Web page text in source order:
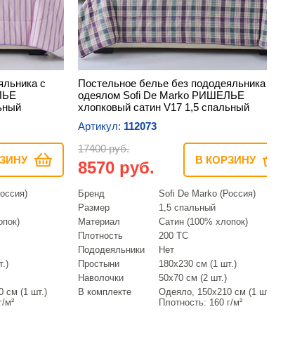
с
см (1 шт.)
м²
Постельное белье без пододеяльника с
одеялом Sofi De Marko РИШЕЛЬЕ
хлопковый сатин V17 1,5 спальный
Артикул: 112073
17400 руб.
8570 руб. В КОРЗИНУ
Бренд
Sofi De Marko (Россия)
Размер
1,5 спальный
Материал
Сатин (100% хлопок)
Плотность
200 ТС
Пододеяльники
Нет
Простыни
180х230 см (1 шт.)
Наволочки
50х70 см (2 шт.)
В комплекте
Одеяло, 150х210 см (1 шт.)
Плотность: 160 г/м²